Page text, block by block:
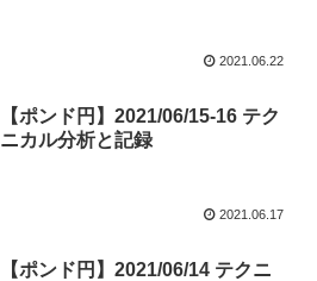
2021.06.22
【ポンド円】2021/06/15-16 テク
ニカル分析と記録
2021.06.17
【ポンド円】2021/06/14 テクニ